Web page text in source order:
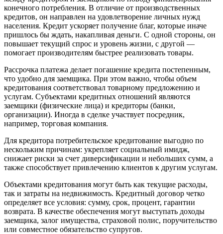
конечного потребления. В отличие от производственных
кредитов, он направлен на удовлетворение личных нужд
населения. Кредит ускоряет получение благ, которые иначе
пришлось бы ждать, накапливая деньги. С одной стороны, он
повышает текущий спрос и уровень жизни, с другой —
помогает производителям быстрее реализовать товары.
Рассрочка платежа делает погашение кредита постепенным,
что удобно для заемщика. При этом важно, чтобы объем
кредитования соответствовал товарному предложению и
услугам. Субъектами кредитных отношений являются
заемщики (физические лица) и кредиторы (банки,
организации). Иногда в сделке участвует посредник,
например, торговая компания.
Для кредитора потребительское кредитование выгодно по
нескольким причинам: укрепляет социальный имидж,
снижает риски за счет диверсификации и небольших сумм, а
также способствует привлечению клиентов к другим услугам.
Объектами кредитования могут быть как текущие расходы,
так и затраты на недвижимость. Кредитный договор четко
определяет все условия: сумму, срок, процент, гарантии
возврата. В качестве обеспечения могут выступать доходы
заемщика, залог имущества, страховой полис, поручительство
или совместное обязательство супругов.